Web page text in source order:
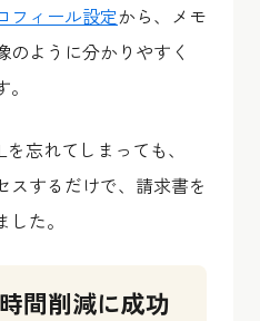
フィール設定から、メモ
のように分かりやすく
忘れてしまっても、
スするだけで、請求書を
た。
間削減に成功